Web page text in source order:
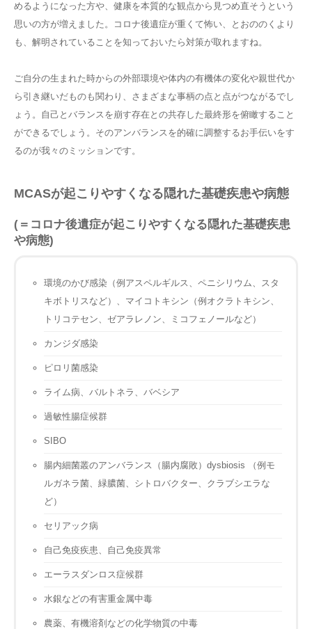
めるようになった方や、健康を本質的な観点から見つめ直そうという
思いの方が増えました。コロナ後遺症が重くて怖い、とおののくより
も、解明されていることを知っておいたら対策が取れますね。
ご自分の生まれた時からの外部環境や体内の有機体の変化や親世代か
ら引き継いだものも関わり、さまざまな事柄の点と点がつながるでし
ょう。自己とバランスを崩す存在との共存した最終形を俯瞰すること
ができるでしょう。そのアンバランスを的確に調整するお手伝いをす
るのが我々のミッションです。
MCASが起こりやすくなる隠れた基礎疾患や病態
(＝コロナ後遺症が起こりやすくなる隠れた基礎疾患
や病態)
環境のかび感染（例アスペルギルス、ペニシリウム、スタ
キボトリスなど）、マイコトキシン（例オクラトキシン、
トリコテセン、ゼアラレノン、ミコフェノールなど）
カンジダ感染
ピロリ菌感染
ライム病、バルトネラ、バベシア
過敏性腸症候群
SIBO
腸内細菌叢のアンバランス（腸内腐敗）dysbiosis （例モ
ルガネラ菌、緑膿菌、シトロバクター、クラブシエラな
ど）
セリアック病
自己免疫疾患、自己免疫異常
エーラスダンロス症候群
水銀などの有害重金属中毒
農薬、有機溶剤などの化学物質の中毒